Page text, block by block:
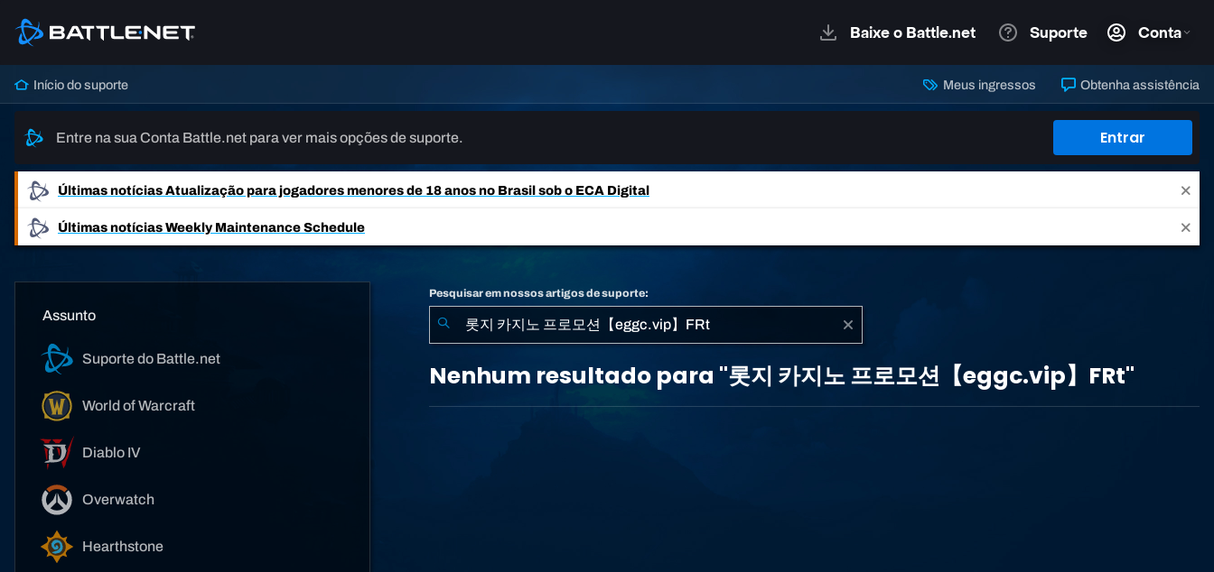
Início do suporte Meus ingressos Obtenha assistência
Entre na sua Conta Battle.net para ver mais opções de suporte. Entrar
Últimas notíciasAtualização para jogadores menores de 18 anos no Brasil sob o ECA Digital
Últimas notíciasWeekly Maintenance Schedule
Assunto
Suporte do Battle.net
World of Warcraft
Diablo IV
Overwatch
Hearthstone
Pesquisar em nossos artigos de suporte:
para
"롯
Nenhum resultado para "롯지 카지노 프로모션【eggc.vip】FRt"